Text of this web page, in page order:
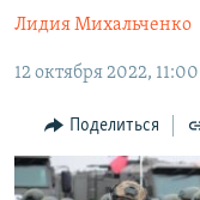
главной
Вернутся
поиску
11 ЛЕТ ОККУПАЦИИ
ЕЩЕ
ИНТЕРАКТИВ
ИНФОГРАФИКА
ТЕЛЕПРОЕКТ
РАДІО СВОБОДА
КАК ОБОЙТИ
Українською
Лидия Михальченко
12 октября 2022, 11:00
Поделиться